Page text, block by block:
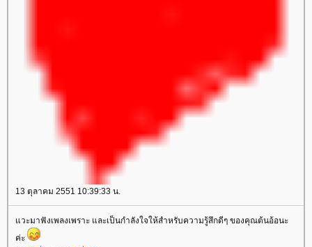
13 ตุลาคม 2551 10:39:33 น.
วะมาฟังเพลงเพราะ และเป็นกำลังใจให้สำหรับความรู้สึกดีๆ ของคุณต้นอ้อนะ
ค่ะ